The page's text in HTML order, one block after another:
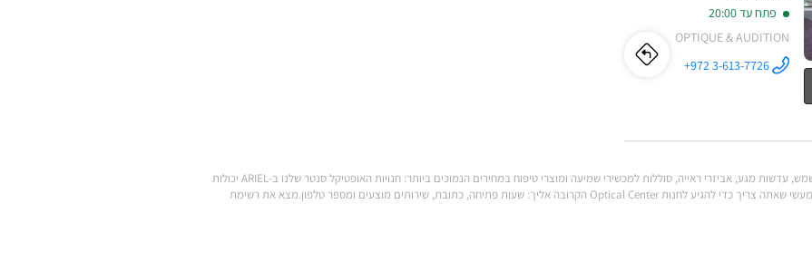
פתח עד 20:00
OPTIQUE & AUDITION
התקשר לחנות
+972 3-613-7726 לו"ז
לחנות
Center
ARIEL/אריאל
.מצא את כל המותגים של משקפי ראייה, משקפי שמש, עדשות מגע, אביזרי ראייה, סוללות למכשירי שמיעה ומוצרי טיפוח במחירים הנמוכים ביותר: חנויות האופטיקל סנטר שלנו ב-ARIEL יכולות
לענות על כל הצרכים שלך. מצא את כל המידע המעשי שאתה צריך כדי להגיע לחנות Optical Center הקרובה אליך: שעות פתיחה, כתובת, שירותים מוצעים ומספר טלפון.מצא את רשימת